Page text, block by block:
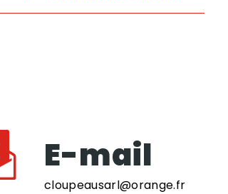
E-mail
cloupeausarl@orange.fr